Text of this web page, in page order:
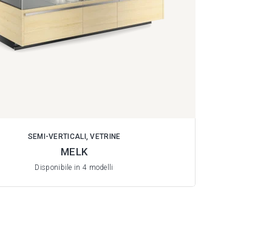
SEMI-VERTICALI, VETRINE
MELK
Disponibile in 4 modelli